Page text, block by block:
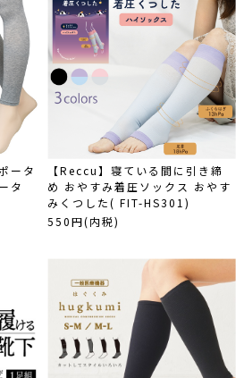
押しアイテムはこちら
ータ
タ
【Reccu】寝ている間に引き締
め おやすみ着圧ソックス おやす
みくつした( FIT-HS301)
550円(内税)